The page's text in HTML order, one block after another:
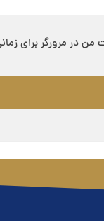
من در مرورگر برای